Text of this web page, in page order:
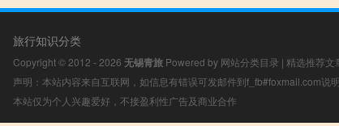
旅行知识分类
Copyright © 2012 - 2026 无锡青旅 Powered by 网站分类目录 | 精选推荐文
声明：本站内容来自互联网，如信息有错误可发邮件到f_fb#foxmail.com说
本站仅为个人兴趣爱好，不接盈利性广告及商业合作